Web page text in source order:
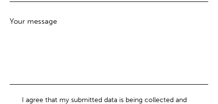
I agree that my submitted data is being collected and